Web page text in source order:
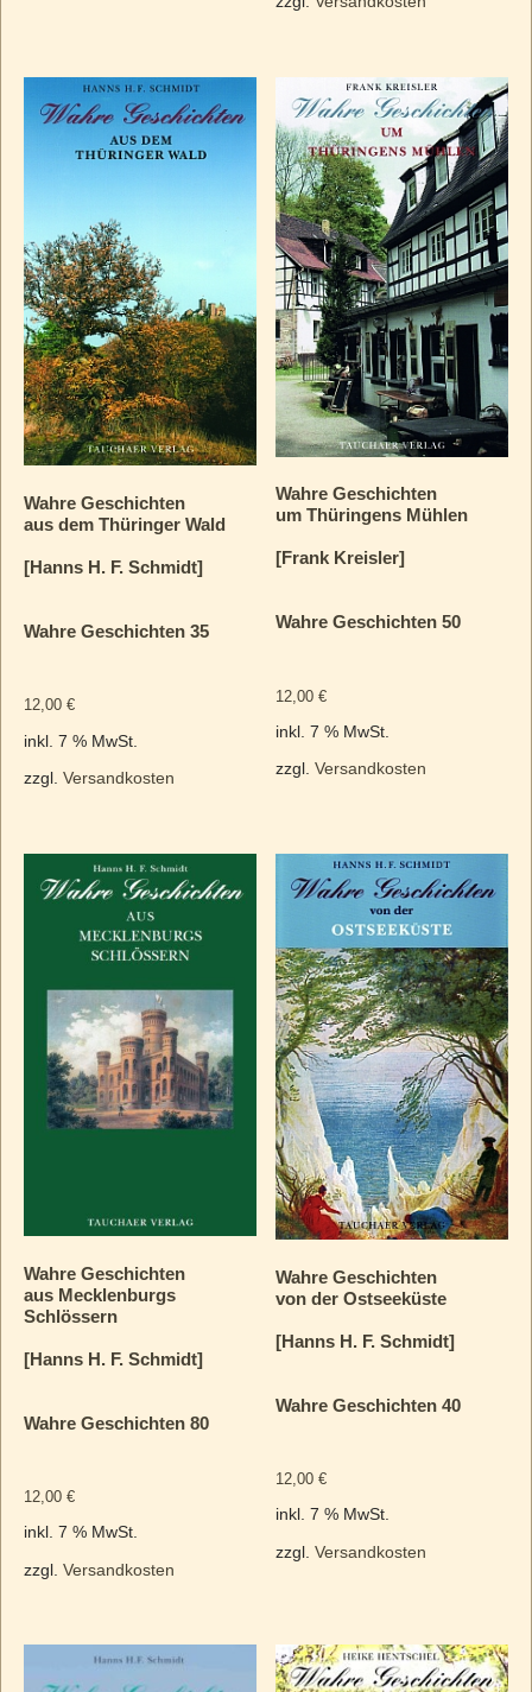
Wahre Geschichten
aus dem Thüringer Wald
[Hanns H. F. Schmidt]
Wahre Geschichten 35
12,00 €
inkl. 7 % MwSt.
zzgl. Versandkosten
Wahre Geschichten
um Thüringens Mühlen
[Frank Kreisler]
Wahre Geschichten 50
12,00€
inkl. 7 % MwSt.
zzgl.Versandkosten
Wahre Geschichten
aus Mecklenburgs
Schlössern
[Hanns H. F. Schmidt]
Wahre Geschichten 80
12,00 €
inkl. 7 % MwSt.
zzgl. Versandkosten
Wahre Geschichten
von der Ostseeküste
[Hanns H. F. Schmidt]
Wahre Geschichten 40
12,00€
inkl. 7 % MwSt.
zzgl.Versandkosten